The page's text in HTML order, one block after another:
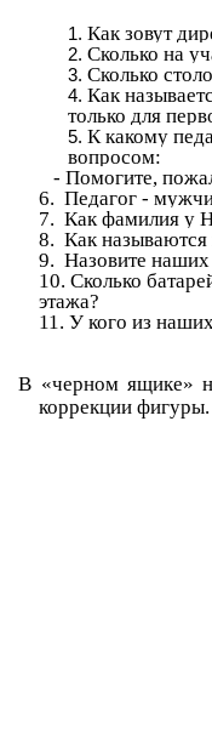
Как зовут
Сколько на
Сколько
Как
только для
К какому
вопросом:
- Помогите,
6. Педагог -
7. Как фамилия у
8. Как
9. Назовите наших
10. Сколько
этажа?
11. У кого из
В «черном ящике»
коррекции